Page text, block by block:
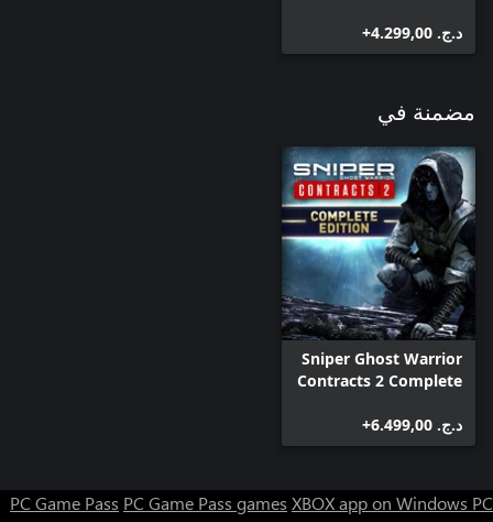
د.ج.‏ 4.299,00+
مضمنة في
Sniper Ghost Warrior
Contracts 2 Complete
د.ج.‏ 6.499,00+
PC Game Pass PC Game Pass games XBOX app on Windows PC